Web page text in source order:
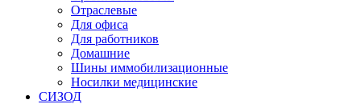
Отраслевые
Для офиса
Для работников
Домашние
Шины иммобилизационные
Носилки медицинские
СИЗОД